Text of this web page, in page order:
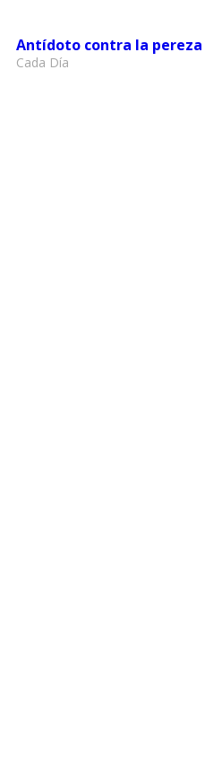
Antídoto contra la pereza
Cada Día